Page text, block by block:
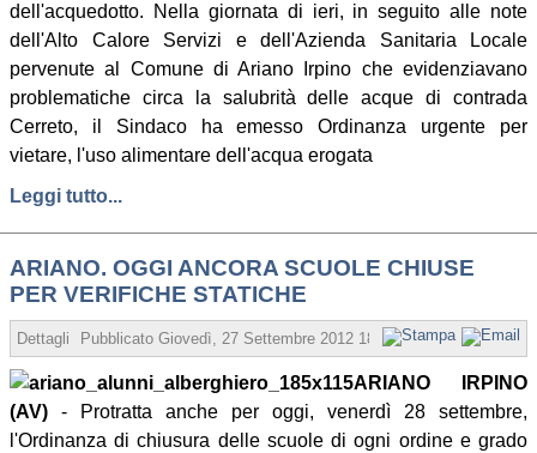
dell'acquedotto. Nella giornata di ieri, in seguito alle note
dell'Alto Calore Servizi e dell'Azienda Sanitaria Locale
pervenute al Comune di Ariano Irpino che evidenziavano
problematiche circa la salubrità delle acque di contrada
Cerreto, il Sindaco ha emesso Ordinanza urgente per
vietare, l'uso alimentare dell'acqua erogata
Leggi tutto...
ARIANO. OGGI ANCORA SCUOLE CHIUSE
PER VERIFICHE STATICHE
Dettagli Pubblicato Giovedì, 27 Settembre 2012 18:01 Scritto da
ARIANO IRPINO
(AV) - Protratta anche per oggi, venerdì 28 settembre,
l'Ordinanza di chiusura delle scuole di ogni ordine e grado